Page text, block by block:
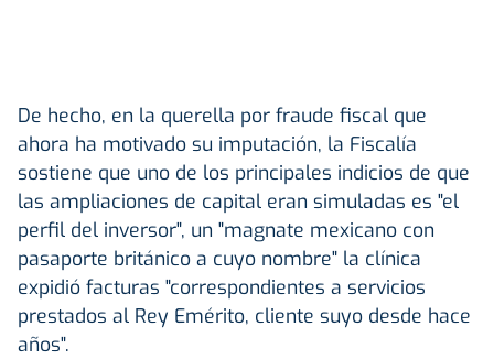
De hecho, en la querella por fraude fiscal que
ahora ha motivado su imputación, la Fiscalía
sostiene que uno de los principales indicios de que
las ampliaciones de capital eran simuladas es "el
perfil del inversor", un "magnate mexicano con
pasaporte británico a cuyo nombre" la clínica
expidió facturas "correspondientes a servicios
prestados al Rey Emérito, cliente suyo desde hace
años".